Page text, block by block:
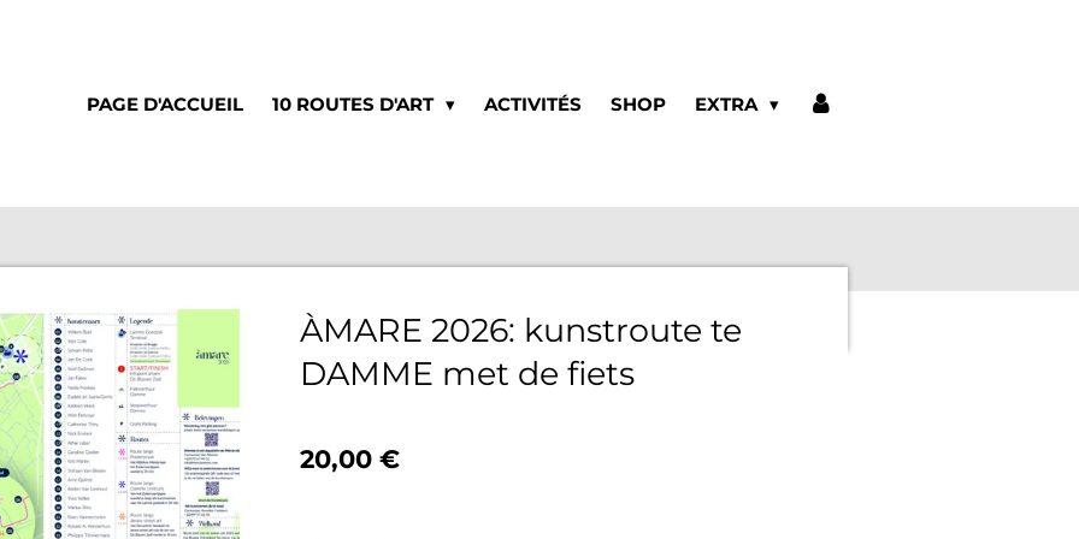
PAGE D'ACCUEIL 10 ROUTES D'ART ACTIVITÉS SHOP EXTRA
ÀMARE 2026: kunstroute te
DAMME met de fiets
20,00 €